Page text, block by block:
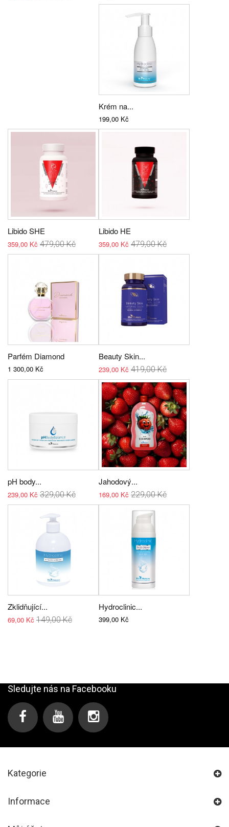
Krém na...
199,00 Kč
Libido SHE
359,00 Kč 479,00 Kč
Libido HE
359,00 Kč 479,00 Kč
Parfém Diamond
1 300,00 Kč
Beauty Skin...
239,00 Kč 419,00 Kč
pH body...
239,00 Kč 329,00 Kč
Jahodový...
169,00 Kč 229,00 Kč
Zklidňující...
69,00 Kč 149,00 Kč
Hydroclinic...
399,00 Kč
Sledujte nás na Facebooku
Kategorie
Informace